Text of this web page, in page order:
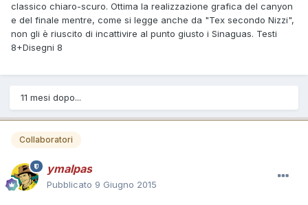
classico chiaro-scuro. Ottima la realizzazione grafica del canyon
e del finale mentre, come si legge anche da "Tex secondo Nizzi",
non gli è riuscito di incattivire al punto giusto i Sinaguas. Testi
8+Disegni 8
11 mesi dopo...
Collaboratori
ymalpas
Pubblicato 9 Giugno 2015